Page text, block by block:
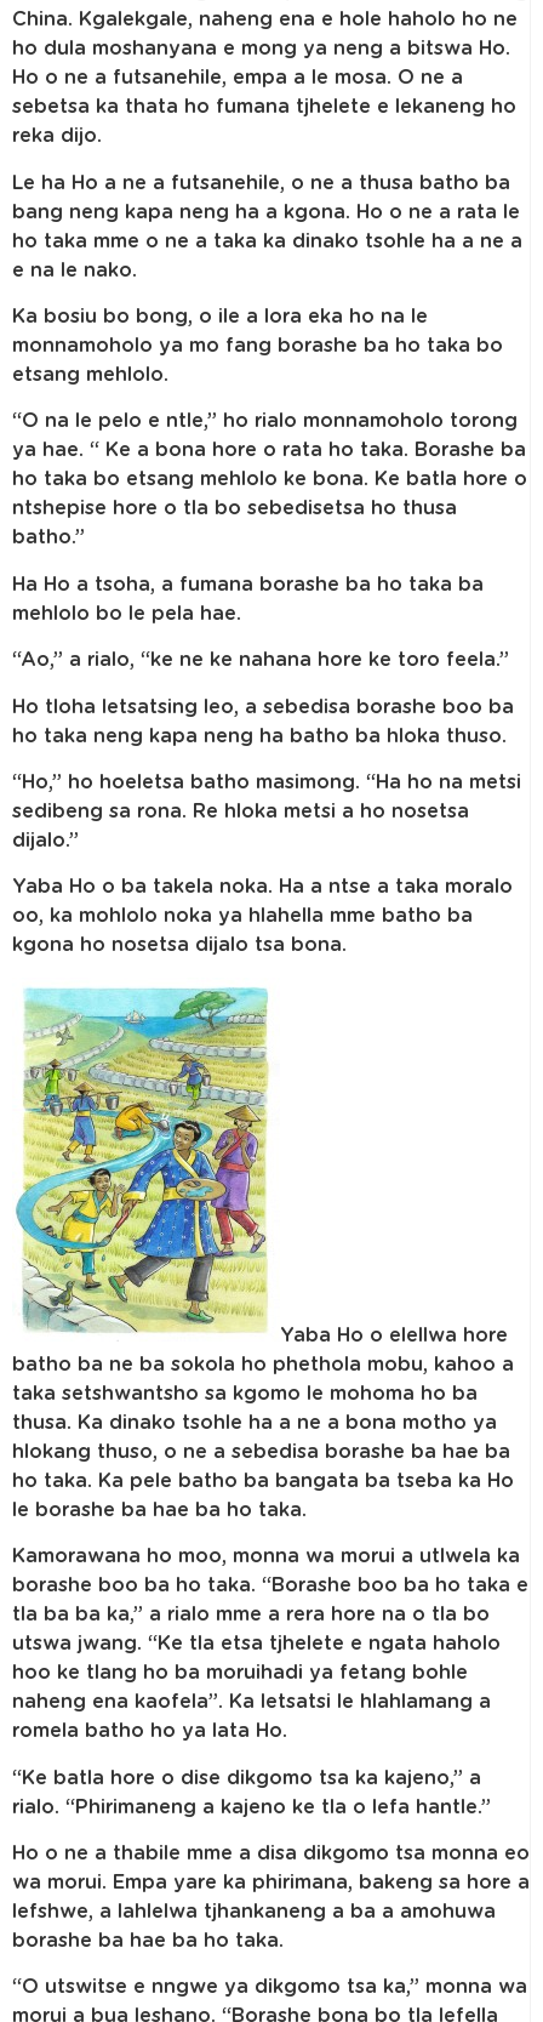
China. Kgalekgale, naheng ena e hole haholo ho ne
ho dula moshanyana e mong ya neng a bitswa Ho.
Ho o ne a futsanehile, empa a le mosa. O ne a
sebetsa ka thata ho fumana tjhelete e lekaneng ho
reka dijo.
Le ha Ho a ne a futsanehile, o ne a thusa batho ba
bang neng kapa neng ha a kgona. Ho o ne a rata le
ho taka mme o ne a taka ka dinako tsohle ha a ne a
e na le nako.
Ka bosiu bo bong, o ile a lora eka ho na le
monnamoholo ya mo fang borashe ba ho taka bo
etsang mehlolo.
“O na le pelo e ntle,” ho rialo monnamoholo torong
ya hae. “ Ke a bona hore o rata ho taka. Borashe ba
ho taka bo etsang mehlolo ke bona. Ke batla hore o
ntshepise hore o tla bo sebedisetsa ho thusa
batho.”
Ha Ho a tsoha, a fumana borashe ba ho taka ba
mehlolo bo le pela hae.
“Ao,” a rialo, “ke ne ke nahana hore ke toro feela.”
Ho tloha letsatsing leo, a sebedisa borashe boo ba
ho taka neng kapa neng ha batho ba hloka thuso.
“Ho,” ho hoeletsa batho masimong. “Ha ho na metsi
sedibeng sa rona. Re hloka metsi a ho nosetsa
dijalo.”
Yaba Ho o ba takela noka. Ha a ntse a taka moralo
oo, ka mohlolo noka ya hlahella mme batho ba
kgona ho nosetsa dijalo tsa bona.
Yaba Ho o elellwa hore
batho ba ne ba sokola ho phethola mobu, kahoo a
taka setshwantsho sa kgomo le mohoma ho ba
thusa. Ka dinako tsohle ha a ne a bona motho ya
hlokang thuso, o ne a sebedisa borashe ba hae ba
ho taka. Ka pele batho ba bangata ba tseba ka Ho
le borashe ba hae ba ho taka.
Kamorawana ho moo, monna wa morui a utlwela ka
borashe boo ba ho taka. “Borashe boo ba ho taka e
tla ba ba ka,” a rialo mme a rera hore na o tla bo
utswa jwang. “Ke tla etsa tjhelete e ngata haholo
hoo ke tlang ho ba moruihadi ya fetang bohle
naheng ena kaofela”. Ka letsatsi le hlahlamang a
romela batho ho ya lata Ho.
“Ke batla hore o dise dikgomo tsa ka kajeno,” a
rialo. “Phirimaneng a kajeno ke tla o lefa hantle.”
Ho o ne a thabile mme a disa dikgomo tsa monna eo
wa morui. Empa yare ka phirimana, bakeng sa hore a
lefshwe, a lahlelwa tjhankaneng a ba a amohuwa
borashe ba hae ba ho taka.
“O utswitse e nngwe ya dikgomo tsa ka,” monna wa
morui a bua leshano. “Borashe bona bo tla lefella